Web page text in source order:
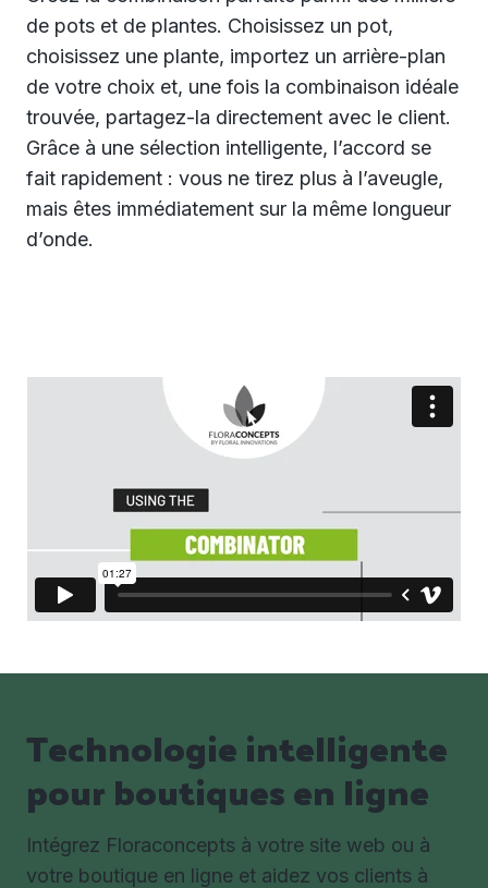
de pots et de plantes. Choisissez un pot,
choisissez une plante, importez un arrière-plan
de votre choix et, une fois la combinaison idéale
trouvée, partagez-la directement avec le client.
Grâce à une sélection intelligente, l’accord se
fait rapidement : vous ne tirez plus à l’aveugle,
mais êtes immédiatement sur la même longueur
d’onde.
Technologie intelligente
pour boutiques en ligne
Intégrez Floraconcepts à votre site web ou à
votre boutique en ligne et aidez vos clients à